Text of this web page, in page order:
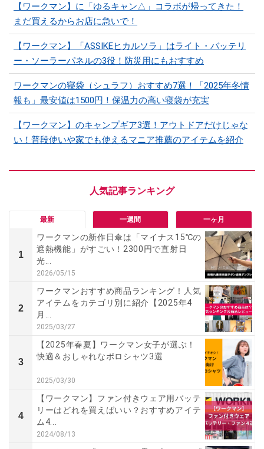
【ワークマン】に「ゆるキャン△」コラボが帰ってきた！
まだ買えるからお店に急いで！
【ワークマン】「ASSIKEヒカルソラ」はライト・バッテリ
ー・ソーラーパネルの3役！防災用にもおすすめ
ワークマンの寝袋（シュラフ）おすすめ7選！「2025年冬情
報も」最安値は1500円！保温力の高い寝袋が充実
【ワークマン】のキャンプギア3選！アウトドアだけじゃな
い！普段使いや家でも使えるマニア推薦のアイテムを紹介
最新 一週間 一ヶ月
1
ワークマンの新作日傘は「マイナス15℃の
遮熱機能」がすごい！2300円で直射日
光...
2026/05/15
2
ワークマンおすすめ商品ランキング！人気
アイテムをカテゴリ別に紹介【2025年4
月...
2025/03/27
3
【2025年春夏】ワークマン女子が選ぶ！
快適＆おしゃれなポロシャツ3選
2025/03/30
4
【ワークマン】ファン付きウェア用バッテ
リーはどれを買えばいい？おすすめアイテ
ム4...
2024/08/13